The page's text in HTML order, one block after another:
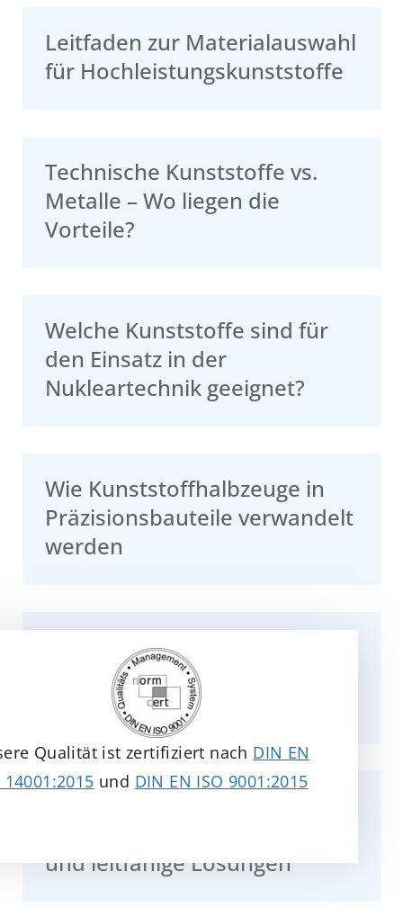
Leitfaden zur Materialauswahl
für Hochleistungskunststoffe
Technische Kunststoffe vs.
Metalle – Wo liegen die
Vorteile?
Welche Kunststoffe sind für
den Einsatz in der
Nukleartechnik geeignet?
Wie Kunststoffhalbzeuge in
Präzisionsbauteile verwandelt
werden
Erfolgreiche
Kunststoffanwendung in der
Automobilindustrie
und leitfähige Lösungen
Qualität ist zertifiziert nach DIN EN
14001:2015 und DIN EN ISO 9001:2015